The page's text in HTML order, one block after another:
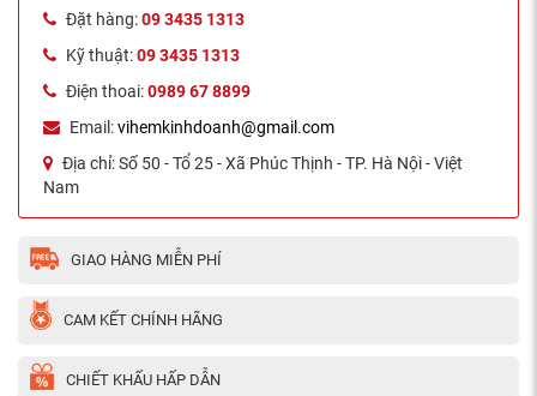
Đặt hàng:09 3435 1313
Kỹ thuật:09 3435 1313
Điện thoai:0989 67 8899
Email:vihemkinhdoanh@gmail.com
Địa chỉ:Số 50 - Tổ 25 - Xã Phúc Thịnh - TP. Hà Nội - Việt
Nam
GIAO HÀNG MIỄN PHÍ
CAM KẾT CHÍNH HÃNG
CHIẾT KHẤU HẤP DẪN